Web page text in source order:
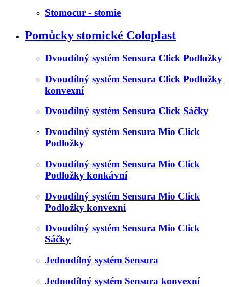
Stomocur - stomie
Pomůcky stomické Coloplast
Dvoudílný systém Sensura Click Podložky
Dvoudílný systém Sensura Click Podložky
konvexní
Dvoudílný systém Sensura Click Sáčky
Dvoudílný systém Sensura Mio Click
Podložky
Dvoudílný systém Sensura Mio Click
Podložky konkávní
Dvoudílný systém Sensura Mio Click
Podložky konvexní
Dvoudílný systém Sensura Mio Click
Sáčky
Jednodílný systém Sensura
Jednodílný systém Sensura konvexní